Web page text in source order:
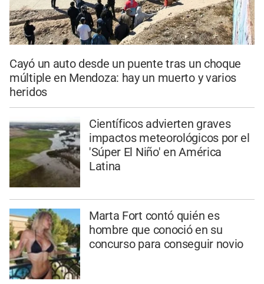
Cayó un auto desde un puente tras un choque
múltiple en Mendoza: hay un muerto y varios
heridos
Científicos advierten graves
impactos meteorológicos por el
'Súper El Niño' en América
Latina
Marta Fort contó quién es
hombre que conoció en su
concurso para conseguir novio